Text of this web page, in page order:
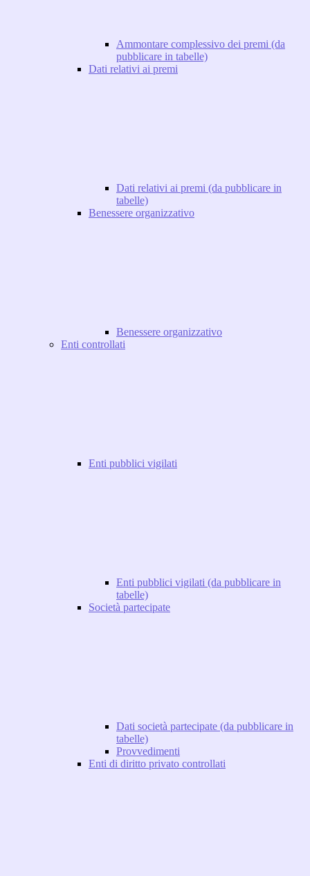
Ammontare complessivo dei premi (da
pubblicare in tabelle)
Dati relativi ai premi
Dati relativi ai premi (da pubblicare in
tabelle)
Benessere organizzativo
Benessere organizzativo
Enti controllati
Enti pubblici vigilati
Enti pubblici vigilati (da pubblicare in
tabelle)
Società partecipate
Dati società partecipate (da pubblicare in
tabelle)
Provvedimenti
Enti di diritto privato controllati